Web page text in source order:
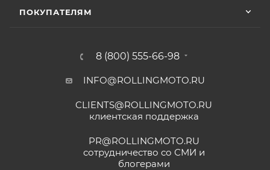
ПОКУПАТЕЛЯМ
8 (800) 555-66-98
INFO@ROLLINGMOTO.RU
CLIENTS@ROLLINGMOTO.RU
клиентская поддержка
PR@ROLLINGMOTO.RU
сотрудничество со СМИ и
блогерами